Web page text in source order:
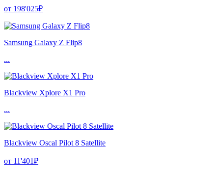
от 198'025₽
Samsung Galaxy Z Flip8
...
Blackview Xplore X1 Pro
...
Blackview Oscal Pilot 8 Satellite
от 11'401₽